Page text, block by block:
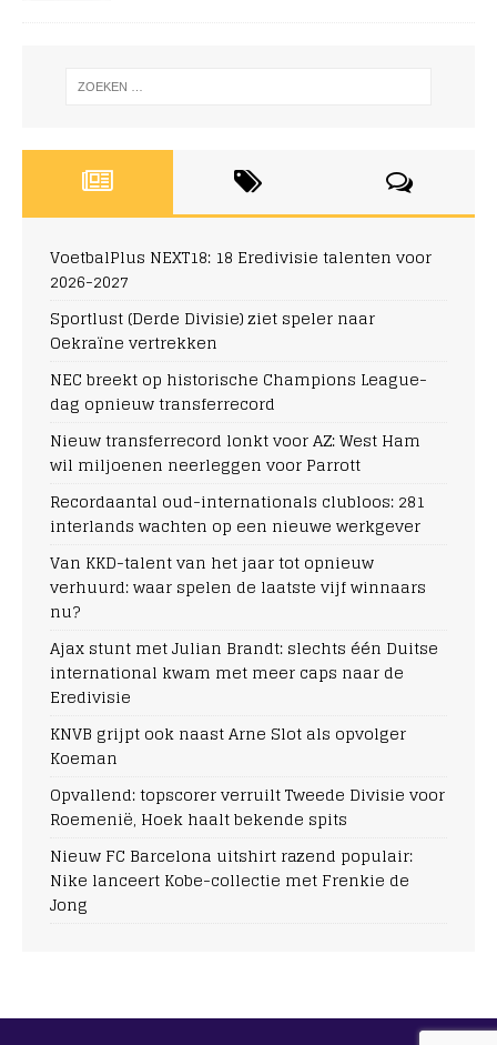
VoetbalPlus NEXT18: 18 Eredivisie talenten voor
2026-2027
Sportlust (Derde Divisie) ziet speler naar
Oekraïne vertrekken
NEC breekt op historische Champions League-
dag opnieuw transferrecord
Nieuw transferrecord lonkt voor AZ: West Ham
wil miljoenen neerleggen voor Parrott
Recordaantal oud-internationals clubloos: 281
interlands wachten op een nieuwe werkgever
Van KKD-talent van het jaar tot opnieuw
verhuurd: waar spelen de laatste vijf winnaars
nu?
Ajax stunt met Julian Brandt: slechts één Duitse
international kwam met meer caps naar de
Eredivisie
KNVB grijpt ook naast Arne Slot als opvolger
Koeman
Opvallend: topscorer verruilt Tweede Divisie voor
Roemenië, Hoek haalt bekende spits
Nieuw FC Barcelona uitshirt razend populair:
Nike lanceert Kobe-collectie met Frenkie de
Jong